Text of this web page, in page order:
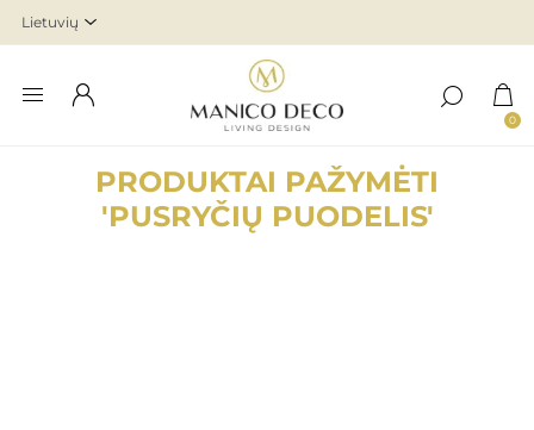
0
PRODUKTAI PAŽYMĖTI
'PUSRYČIŲ PUODELIS'